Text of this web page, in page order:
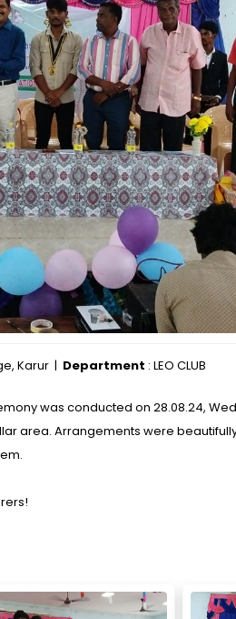
Karur | Department : LEO CLUB
was conducted on 28.08.24,
area. Arrangements were